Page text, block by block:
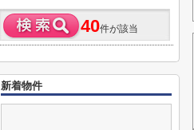
40件が該当
新着物件